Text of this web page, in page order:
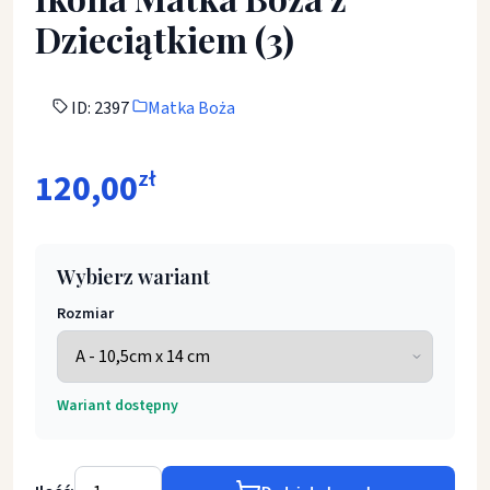
Dzieciątkiem (3)
ID: 2397 Matka Boża
120,00zł
Wybierz wariant
Rozmiar
Wariant dostępny